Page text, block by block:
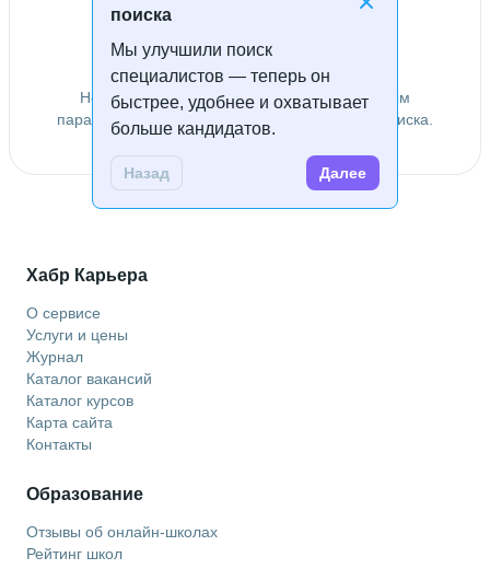
поиска
Мы улучшили поиск
специалистов — теперь он
быстрее, удобнее и охватывает
больше кандидатов.
Назад Далее
Специалисты не найдены
Не удалось найти специалистов по заданным
параметрам. Попробуйте изменить условия поиска.
Хабр Карьера
О сервисе
Услуги и цены
Журнал
Каталог вакансий
Каталог курсов
Карта сайта
Контакты
Образование
Отзывы об онлайн-школах
Рейтинг школ